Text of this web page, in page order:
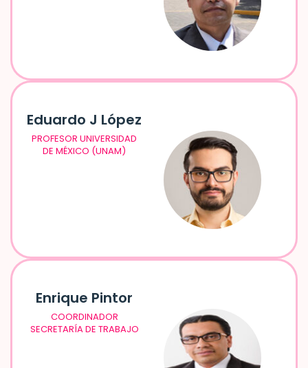
Eduardo J López
PROFESOR UNIVERSIDAD
DE MÉXICO (UNAM)
Enrique Pintor
COORDINADOR
SECRETARÍA DE TRABAJO